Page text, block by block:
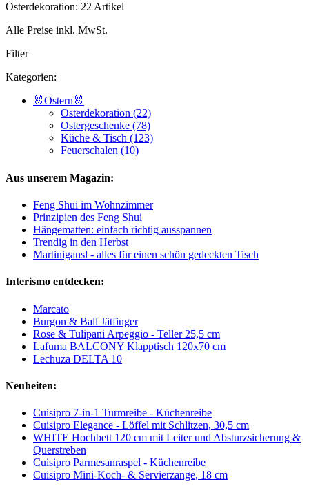
Osterdekoration: 22 Artikel
Alle Preise inkl. MwSt.
Filter
Kategorien:
🐰Ostern🐰
Osterdekoration (22)
Ostergeschenke (78)
Küche & Tisch (123)
Feuerschalen (10)
Aus unserem Magazin:
Feng Shui im Wohnzimmer
Prinzipien des Feng Shui
Hängematten: einfach richtig ausspannen
Trendig in den Herbst
Martinigansl - alles für einen schön gedeckten Tisch
Interismo entdecken:
Marcato
Burgon & Ball Jätfinger
Rose & Tulipani Arpeggio - Teller 25,5 cm
Lafuma BALCONY Klapptisch 120x70 cm
Lechuza DELTA 10
Neuheiten:
Cuisipro 7-in-1 Turmreibe - Küchenreibe
Cuisipro Elegance - Löffel mit Schlitzen, 30,5 cm
WHITE Hochbett 120 cm mit Leiter und Absturzsicherung &
Querstreben
Cuisipro Parmesanraspel - Küchenreibe
Cuisipro Mini-Koch- & Servierzange, 18 cm